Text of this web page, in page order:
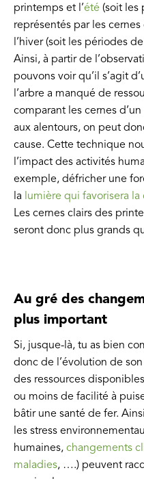
printemps et l’été (soit les
représentés par les
l’hiver (soit les périodes
Ainsi, à partir de
pouvons voir qu’il s’agit
l’arbre a manqué de
comparant les cernes
aux alentours, on peut
cause. Cette technique
l’impact des activités
exemple, défricher une
la lumière qui favorisera la
Les cernes clairs des
seront donc plus grands
Au gré des
plus important
Si, jusque-là, tu as bien
donc de l’évolution de
des ressources
ou moins de facilité à
bâtir une santé de fer.
les stress
humaines, changements
maladies, ….) peuvent